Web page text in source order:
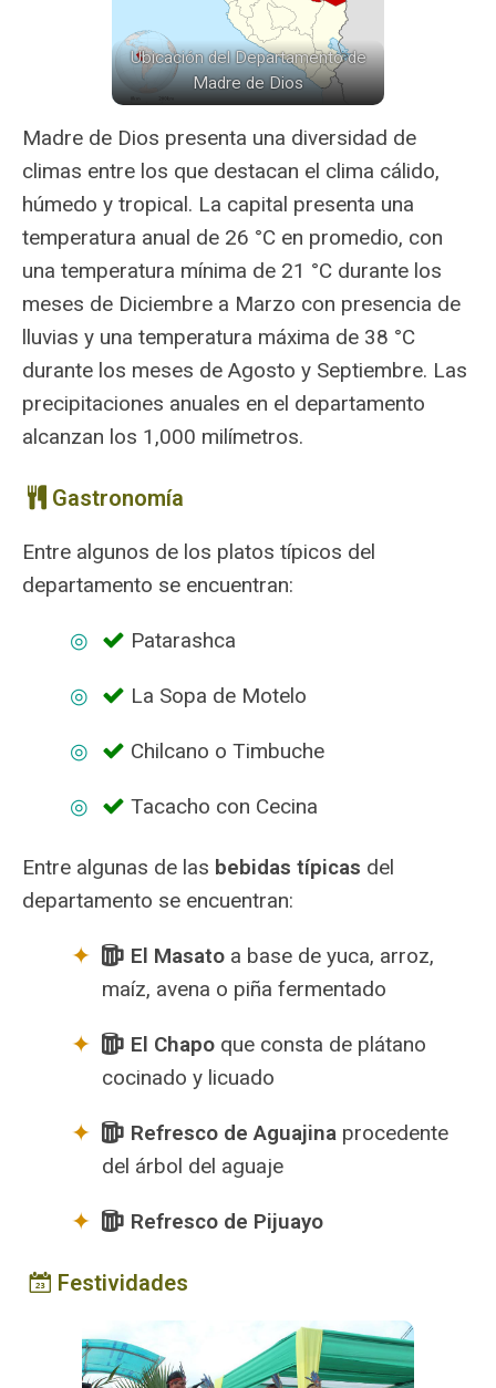
Ubicación del Departamento de
Madre de Dios
Madre de Dios presenta una diversidad de
climas entre los que destacan el clima cálido,
húmedo y tropical. La capital presenta una
temperatura anual de 26 °C en promedio, con
una temperatura mínima de 21 °C durante los
meses de Diciembre a Marzo con presencia de
lluvias y una temperatura máxima de 38 °C
durante los meses de Agosto y Septiembre. Las
precipitaciones anuales en el departamento
alcanzan los 1,000 milímetros.
Gastronomía
Entre algunos de los platos típicos del
departamento se encuentran:
Patarashca
La Sopa de Motelo
Chilcano o Timbuche
Tacacho con Cecina
Entre algunas de las bebidas típicas del
departamento se encuentran:
El Masato a base de yuca, arroz,
maíz, avena o piña fermentado
El Chapo que consta de plátano
cocinado y licuado
Refresco de Aguajina procedente
del árbol del aguaje
Refresco de Pijuayo
Festividades